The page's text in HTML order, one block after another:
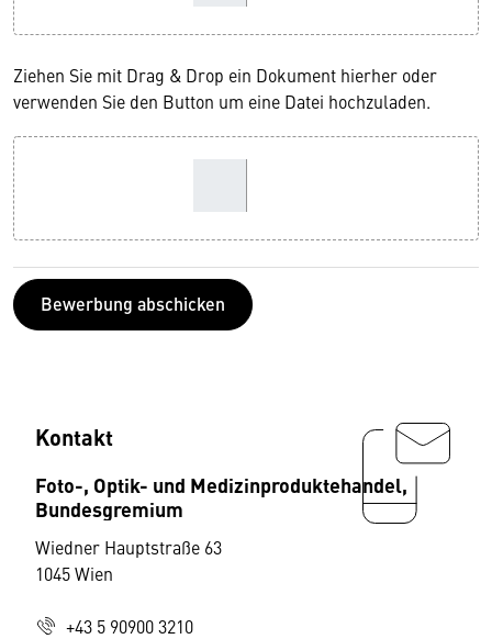
Ziehen Sie mit Drag & Drop ein Dokument hierher oder
verwenden Sie den Button um eine Datei hochzuladen.
Bewerbung abschicken
Kontakt
Foto-, Optik- und Medizinproduktehandel,
Bundesgremium
Wiedner Hauptstraße 63
1045 Wien
+43 5 90900 3210